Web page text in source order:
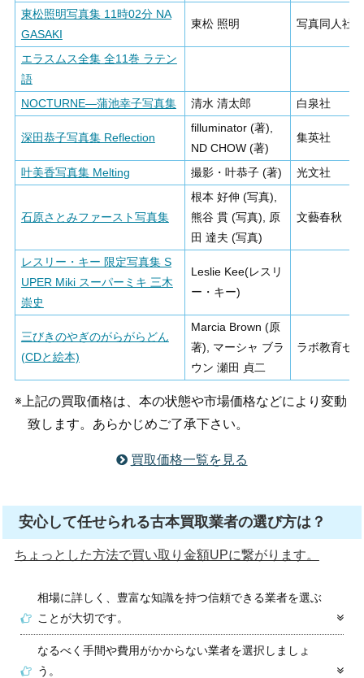
東松照明写真集 11時02分 NA
GASAKI
東松 照明 写真同人社
エラスムス全集 全11巻 ラテン
語
NOCTURNE―蒲池幸子写真集
清水 清太郎 白泉社
深田恭子写真集 Reflection
filluminator (著),
ND CHOW (著)
集英社
叶美香写真集 Melting 撮影・叶恭子 (著) 光文社
石原さとみファースト写真集
根本 好伸 (写真),
熊谷 貫 (写真), 原
田 達夫 (写真)
文藝春秋
レスリー・キー 限定写真集 S
UPER Miki スーパーミキ 三木
崇史
Leslie Kee(レスリ
ー・キー)
三びきのやぎのがらがらどん
(CDと絵本)
Marcia Brown (原
著), マーシャ ブラ
ウン 瀬田 貞二
ラボ教育セ
※上記の買取価格は、本の状態や市場価格などにより変動
致します。あらかじめご了承下さい。
買取価格一覧を見る
安心して任せられる古本買取業者の選び方は？
ちょっとした方法で買い取り金額UPに繋がります。
相場に詳しく、豊富な知識を持つ信頼できる業者を選ぶ
ことが大切です。
なるべく手間や費用がかからない業者を選択しましょ
う。